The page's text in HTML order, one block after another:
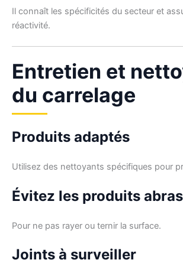
Il connaît les spécificités du secteur et
réactivité.
Entretien et
du carrelage
Produits adaptés
Utilisez des nettoyants spécifiques pour
Évitez les produits
Pour ne pas rayer ou ternir la surface.
Joints à surveiller